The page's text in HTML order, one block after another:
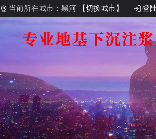
当前所在城市：黑河 【切换城市】 登